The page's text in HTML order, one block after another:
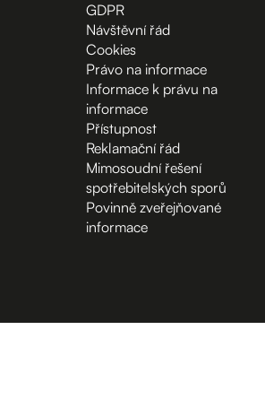
GDPR
Návštěvní řád
Cookies
Právo na informace
Informace k právu na
informace
Přístupnost
Reklamační řád
Mimosoudní řešení
spotřebitelských sporů
Povinně zveřejňované
informace